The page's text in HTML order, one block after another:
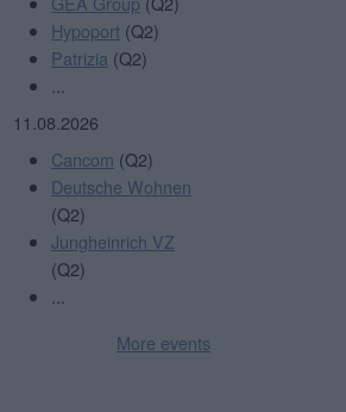
Hypoport (Q2)
Patrizia (Q2)
11.08.2026
Cancom (Q2)
Deutsche Wohnen
(Q2)
Jungheinrich VZ
(Q2)
More events